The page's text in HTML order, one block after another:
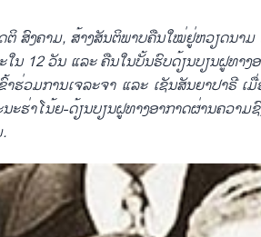
ສົງຄາມ, ສ້າງສັນ​ຕິ​ພາບ​ຄືນ​ໃໝ່​ຢູ່​ຫວຽດນາມ
ໃນ​ 12 ວັນ ​ແລະ ຄືນ​​ໃນ​ບັ້ນຮົບດ້ຽນບຽນ​ຝູທາ
ຮ່ວມ​ການເຈລະຈາ ​ແລະ ​ເຊັນ​ສັນຍາ​ປາຣີ
ຮ່າ​ໂນ້ຍ-ດ້ຽນບຽນ​ຝູທາງ​ອາກາດຜ່ານ​ຄວາ